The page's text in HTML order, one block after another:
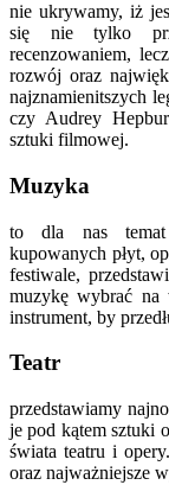
nie ukrywamy, iż
się nie tylko
recenzowaniem,
rozwój oraz
najznamienitszych
czy Audrey
sztuki filmowej.
Muzyka
to dla nas temat
kupowanych płyt,
festiwale,
muzykę wybrać na
instrument, by
Teatr
przedstawiamy
je pod kątem sztuki
świata teatru i
oraz najważniejsze